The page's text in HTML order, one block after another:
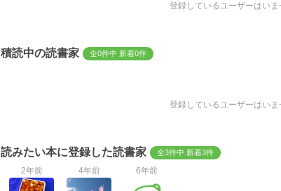
登録しているユーザーはいま
積読中の読書家 全0件中 新着0件
登録しているユーザーはいま
読みたい本に登録した読書家 全3件中 新着3件
2年前 4年前 6年前